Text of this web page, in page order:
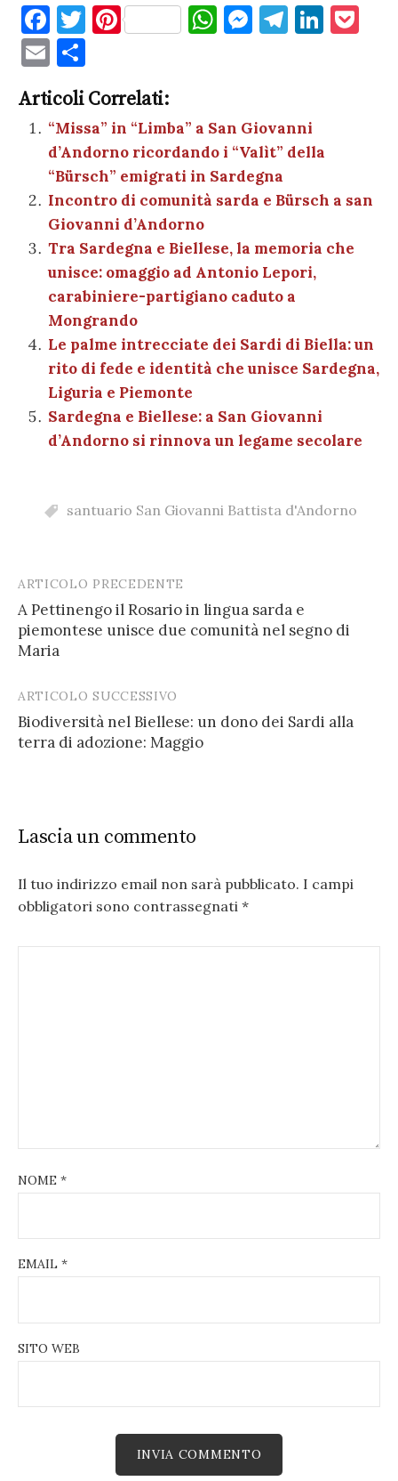
F
a
c
e
b
o
o
k
T
te
r
Pi
es
t
W
A
p
p
M
g
er
T
a
m
Li
n
E
m
ai
l
o
n
di
vi
di
Articoli Correlati:
“Missa” in “Limba” a San Giovanni
d’Andorno ricordando i “Valìt” della
“Bürsch” emigrati in Sardegna
Incontro di comunità sarda e Bürsch a san
Giovanni d’Andorno
Tra Sardegna e Biellese, la memoria che
unisce: omaggio ad Antonio Lepori,
carabiniere-partigiano caduto a
Mongrando
Le palme intrecciate dei Sardi di Biella: un
rito di fede e identità che unisce Sardegna,
Liguria e Piemonte
Sardegna e Biellese: a San Giovanni
d’Andorno si rinnova un legame secolare
santuario San Giovanni Battista d'Andorno
Post
navigation
ARTICOLO PRECEDENTE
A Pettinengo il Rosario in lingua sarda e
piemontese unisce due comunità nel segno di
Maria
ARTICOLO SUCCESSIVO
Biodiversità nel Biellese: un dono dei Sardi alla
terra di adozione: Maggio
Lascia un commento
Il tuo indirizzo email non sarà pubblicato. I campi
obbligatori sono contrassegnati *
NOME *
EMAIL *
SITO WEB